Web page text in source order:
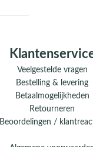
Veelgestelde vragen
Bestelling & levering
Betaalmogelijkheden
Retourneren
Beoordelingen /